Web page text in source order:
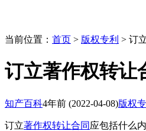
当前位置： 首页 > 版权专利 > 订
订立著作权转让
知产百科4年前 (2022-04-08)版权
订立著作权转让合同 应包括什么